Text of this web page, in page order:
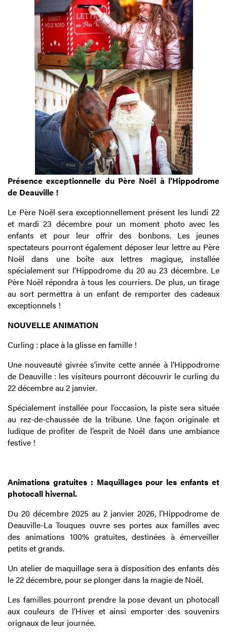
Présence exceptionnelle du Père Noël à l’Hippodrome
de Deauville !
Le Père Noël sera exceptionnellement présent les lundi 22
et mardi 23 décembre pour un moment photo avec les
enfants et pour leur offrir des bonbons. Les jeunes
spectateurs pourront également déposer leur lettre au Père
Noël dans une boîte aux lettres magique, installée
spécialement sur l’Hippodrome du 20 au 23 décembre. Le
Père Noël répondra à tous les courriers. De plus, un tirage
au sort permettra à un enfant de remporter des cadeaux
exceptionnels !
NOUVELLE ANIMATION
Curling : place à la glisse en famille !
Une nouveauté givrée s’invite cette année à l’Hippodrome
de Deauville : les visiteurs pourront découvrir le curling du
22 décembre au 2 janvier.
Spécialement installée pour l’occasion, la piste sera située
au rez-de-chaussée de la tribune. Une façon originale et
ludique de profiter de l’esprit de Noël dans une ambiance
festive !
Animations gratuites : Maquillages pour les enfants et
photocall hivernal.
Du 20 décembre 2025 au 2 janvier 2026, l’Hippodrome de
Deauville-La Touques ouvre ses portes aux familles avec
des animations 100% gratuites, destinées à émerveiller
petits et grands.
Un atelier de maquillage sera à disposition des enfants dès
le 22 décembre, pour se plonger dans la magie de Noël.
Les familles pourront prendre la pose devant un photocall
aux couleurs de l’Hiver et ainsi emporter des souvenirs
orignaux de leur journée.